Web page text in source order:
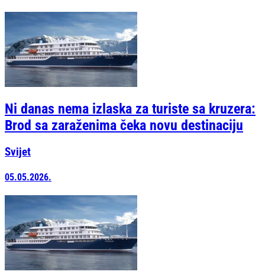
Ni danas nema izlaska za turiste sa kruzera:
Brod sa zaraženima čeka novu destinaciju
Svijet
05.05.2026.